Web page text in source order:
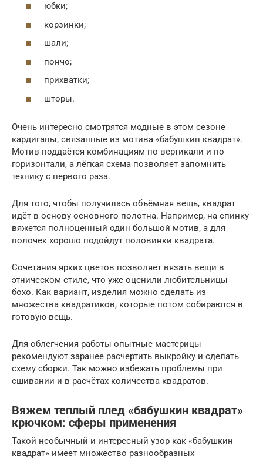
юбки;
корзинки;
шали;
пончо;
прихватки;
шторы.
Очень интересно смотрятся модные в этом сезоне
кардиганы, связанные из мотива «бабушкин квадрат».
Мотив поддаётся комбинациям по вертикали и по
горизонтали, а лёгкая схема позволяет запомнить
технику с первого раза.
Для того, чтобы получилась объёмная вещь, квадрат
идёт в основу основного полотна. Например, на спинку
вяжется полноценный один большой мотив, а для
полочек хорошо подойдут половинки квадрата.
Сочетания ярких цветов позволяет вязать вещи в
этническом стиле, что уже оценили любительницы
бохо. Как вариант, изделия можно сделать из
множества квадратиков, которые потом собираются в
готовую вещь.
Для облегчения работы опытные мастерицы
рекомендуют заранее расчертить выкройку и сделать
схему сборки. Так можно избежать проблемы при
сшивании и в расчётах количества квадратов.
Вяжем теплый плед «бабушкин квадрат»
крючком: сферы применения
Такой необычный и интересный узор как «бабушкин
квадрат» имеет множество разнообразных